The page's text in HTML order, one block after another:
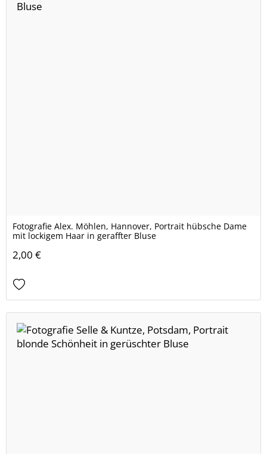
Fotografie Alex. Möhlen, Hannover, Portrait hübsche Dame
mit lockigem Haar in geraffter Bluse
2,00 €